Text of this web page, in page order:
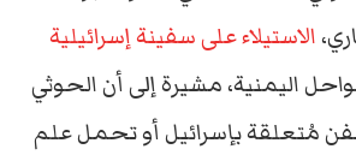
الاستيلاء على سفينة إسرائيلية
اليمنية، مشيرة إلى أن الحوثي
مُتعلقة بإسرائيل أو تحمل علم